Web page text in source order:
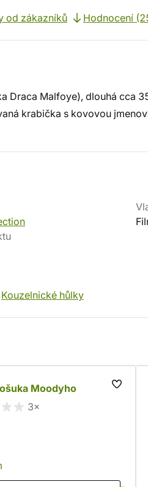
od zákazníků Hodnocení
Draca Malfoye), dlouhá cca
krabička s kovovou
Kouzelnické hůlky
Moodyho
3×